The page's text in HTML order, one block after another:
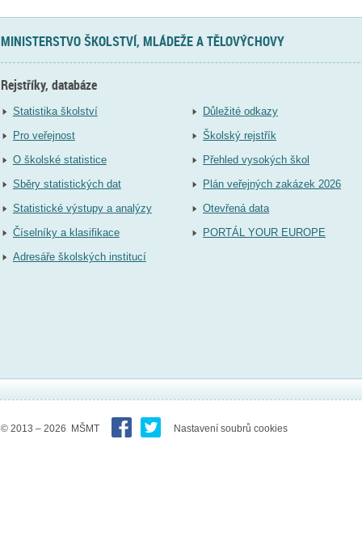
MINISTERSTVO ŠKOLSTVÍ, MLÁDEŽE A TĚLOVÝCHOVY
Rejstříky, databáze
Statistika školství
Pro veřejnost
O školské statistice
Sběry statistických dat
Statistické výstupy a analýzy
Číselníky a klasifikace
Adresáře školských institucí
Důležité odkazy
Školský rejstřík
Přehled vysokých škol
Plán veřejných zakázek 2026
Otevřená data
PORTÁL YOUR EUROPE
© 2013 – 2026 MŠMT Nastavení soubrů cookies